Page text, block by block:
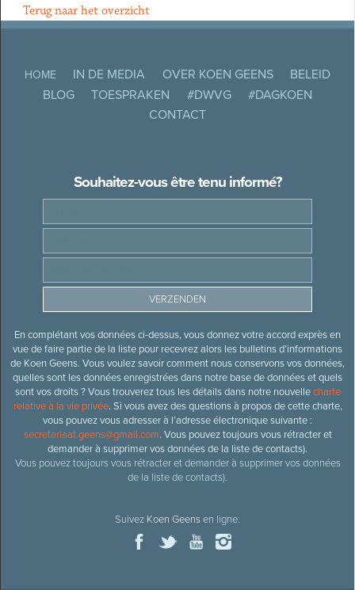
Terug naar het overzicht
HOME IN DE MEDIA OVER KOEN GEENS
BELEID
BLOG
TOESPRAKEN #DWVG
#DAGKOEN
CONTACT
Souhaitez-vous être tenu informé?
En complétant vos données ci-dessus, vous donnez votre accord exprès en
vue de faire partie de la liste pour recevrez alors les bulletins d’informations
de Koen Geens. Vous voulez savoir comment nous conservons vos données,
quelles sont les données enregistrées dans notre base de données et quels
sont vos droits ? Vous trouverez tous les détails dans notre nouvellecharte
relative à la vie privée. Si vous avez des questions à propos de cette charte,
vous pouvez vous adresser à l’adresse électronique suivante :
secretariaat.geens@gmail.com. Vous pouvez toujours vous rétracter et
demander à supprimer vos données de la liste de contacts).
Vous pouvez toujours vous rétracter et demander à supprimer vos données
de la liste de contacts).
Suivez Koen Geensen ligne: